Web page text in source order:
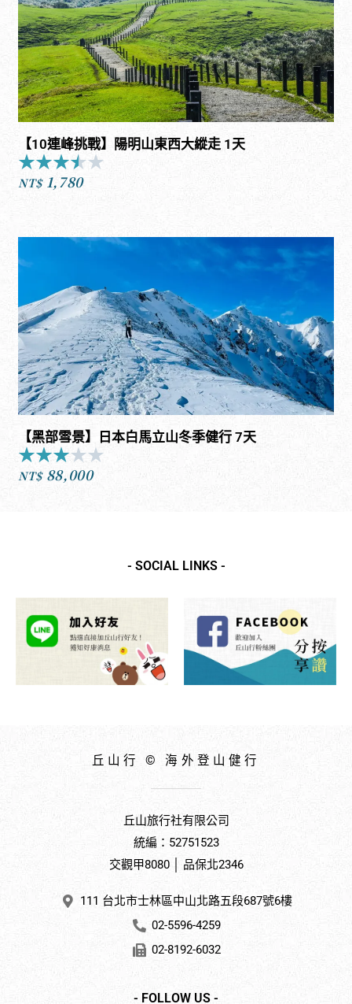
【10連峰挑戰】陽明山東西大縱走 1天
★★★★★
5
NT$ 1,780
【黑部雪景】日本白馬立山冬季健行 7天
★★★★★
NT$ 88,000
- SOCIAL LINKS -
丘山行 © 海外登山健行
丘山旅行社有限公司
統編：52751523
交觀甲8080 │ 品保北2346
111 台北市士林區中山北路五段687號6樓
02-5596-4259
02-8192-6032
- FOLLOW US -